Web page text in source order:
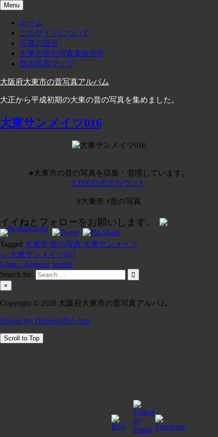
Skip
to
content
Menu
ホーム
このサイトについて
写真の貸出
大東の昔の写真集販売中
昔の写真マップ
大阪府大東市の昔写真アルバム
大正から平成初期の大東の昔の写真を集めました。
大東サンメイツ016
●大東市の昔の写真を収集・管理しています。
LINE公式アカウント
#大東市 #昔の写真
イイねとフォローをお願いします。
Tagged 大東市,昔の写真,大東サンメイツ
投
稿
ナ
ビ
ゲ
ー
← 大東サンメイツ017
Login / Register Search
Search for:
×
Copyright © 2026 大阪府大東市の昔写真アルバム
Design by ThemesDNA.com
Scroll to Top